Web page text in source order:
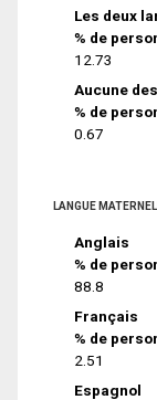
Les deux
% de
12.73
Aucune
% de
0.67
LANGUE
Anglais
% de
88.8
Français
% de
2.51
Espagnol